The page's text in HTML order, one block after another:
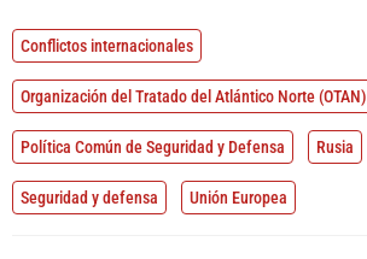
Conflictos internacionales
Organización del Tratado del Atlántico Norte (OTAN)
Política Común de Seguridad y Defensa Rusia
Seguridad y defensa Unión Europea